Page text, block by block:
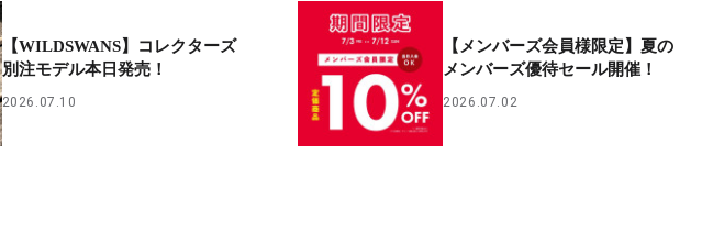
【WILDSWANS】コレクターズ
別注モデル本日発売！
2026.07.10
【メンバーズ会員様限定】夏の
メンバーズ優待セール開催！
2026.07.02